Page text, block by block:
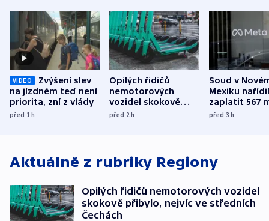
VIDEO
Zvýšení slev
na jízdném teď není
priorita, zní z vlády
před 1h
Opilých řidičů
nemotorových
vozidel skokově
přibylo, nejvíc ve
před 2h
Soud v
Mexiku
zaplatit 567
dolarů kvůli
před 3h
Aktuálně z rubriky Regiony
Opilých řidičů nemotorových vozidel
skokově přibylo, nejvíc ve středních
Čechách